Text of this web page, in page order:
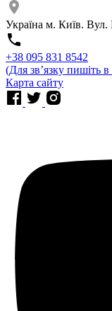
Україна м. Київ. Вул.
⁨+38 095 831 8542⁩
(Для звʼязку пишіть
Карта сайту